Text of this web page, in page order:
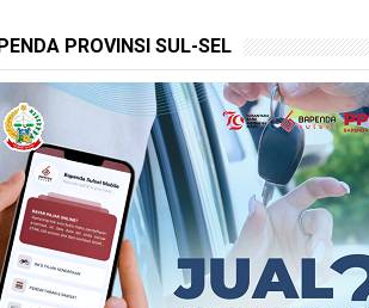
PROVINSI SUL-SEL